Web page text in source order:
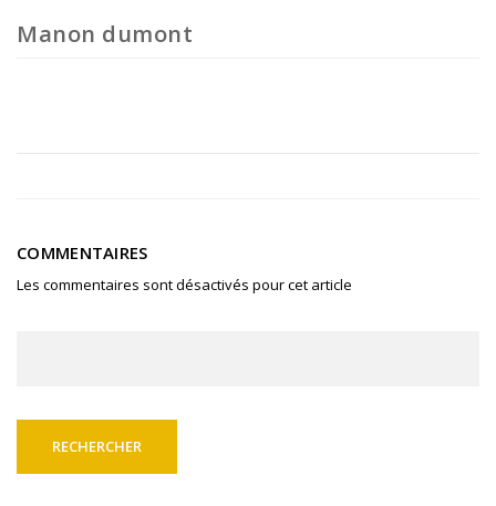
Manon dumont
COMMENTAIRES
Les commentaires sont désactivés pour cet article